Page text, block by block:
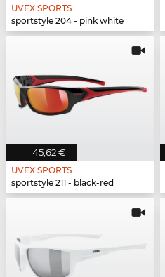
UVEX SPORTS
sportstyle 204 - pink white
45,62 €
UVEX SPORTS
sportstyle 211 - black-red